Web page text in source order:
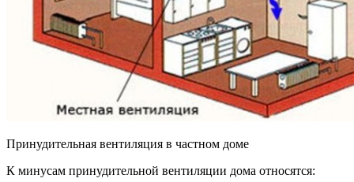
Принудительная вентиляция в частном доме
К минусам принудительной вентиляции дома относятся: